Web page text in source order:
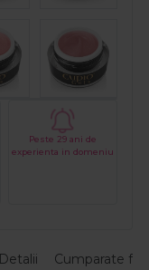
Peste 29 ani de
experienta in domeniu
Detalii Cumparate